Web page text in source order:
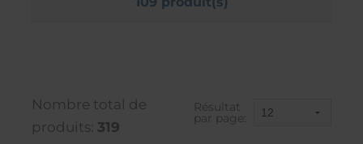
Nombre total de
produits: 319
Résultat
par page: